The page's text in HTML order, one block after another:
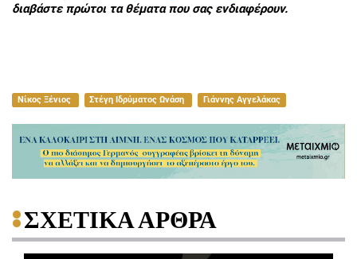
διαβάστε πρώτοι τα θέματα που σας ενδιαφέρουν.
Νίκος Ξένιος Στέγη Ιδρύματος Ωνάση Γιάννης Αγγελάκας
ΣΧΕΤΙΚΑ ΑΡΘΡΑ